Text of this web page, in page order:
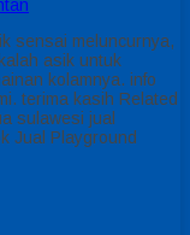
sensai meluncurnya,
asik untuk
kolamnya. info
terima kasih Related
sulawesi jual
Jual Playground